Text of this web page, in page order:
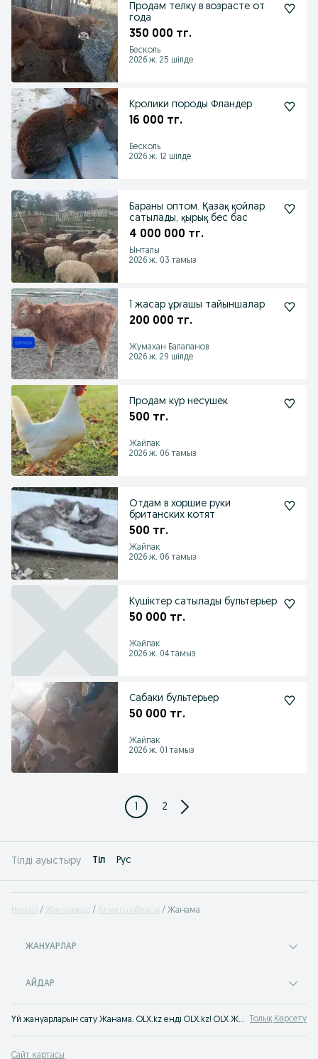
Продам телку в возрасте от
года
350 000 тг.
Бесколь
2026 ж. 25 шілде
Кролики породы Фландер
16 000 тг.
Бесколь
2026 ж. 12 шілде
Бараны оптом. Қазақ қойлар
сатылады, қырық бес бас
4 000 000 тг.
Ынталы
2026 ж. 03 тамыз
1 жасар ұрғашы тайыншалар
200 000 тг.
Жумахан Балапанов
2026 ж. 29 шілде
Продам кур несушек
500 тг.
Жайпак
2026 ж. 06 тамыз
Отдам в хоршие руки
британских котят
500 тг.
Жайпак
2026 ж. 06 тамыз
Кушіктер сатылады бультерьер
50 000 тг.
Жайпак
2026 ж. 04 тамыз
Сабаки бультерьер
50 000 тг.
Жайпак
2026 ж. 01 тамыз
1 2
Тілді ауыстыру Tіл Рус
Негізгі Жануарлар Алматы облысы Жанама
ЖАНУАРЛАР
АЙДАР
Үй жануарларын сату Жанама. OLX.kz енді OLX.kz! OLX Жанама хабарландырулар сервисінен асыранды жануарларды оңай әрі тез сатып алуға болады. Дәл қазір дос тауып ал! Толық Көрсету
Сайт картасы